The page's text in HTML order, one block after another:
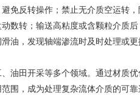
免反转操作；禁止无介质空运转
数转；输送高粘度或含颗粒介质
油，发现轴端渗流时及时处理或
油田开采等多个领域。通过材质
围，成为处理复杂流体介质的可